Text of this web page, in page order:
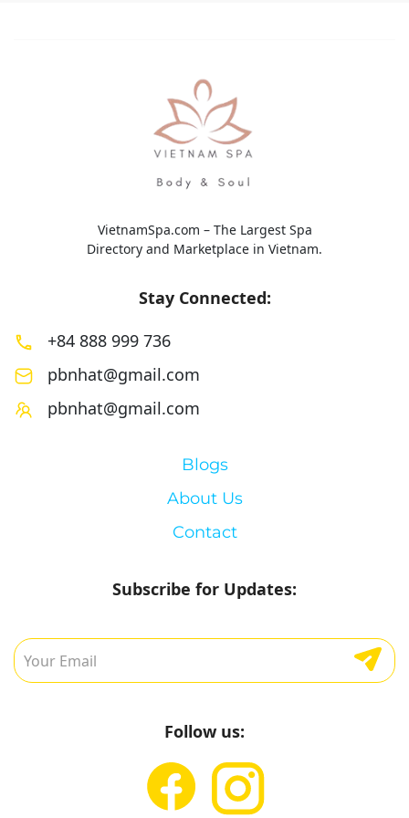
VietnamSpa.com – The Largest Spa
Directory and Marketplace in Vietnam.
Stay Connected:
+84 888 999 736
pbnhat@gmail.com
pbnhat@gmail.com
Blogs
About Us
Contact
Subscribe for Updates:
Follow us: